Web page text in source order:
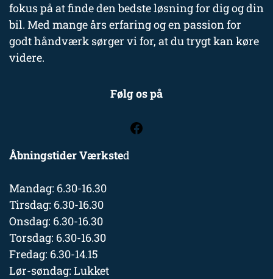
fokus på at finde den bedste løsning for dig og din
bil. Med mange års erfaring og en passion for
godt håndværk sørger vi for, at du trygt kan køre
videre.
Følg os på
Åbningstider Værksted
Mandag: 6.30-16.30
Tirsdag: 6.30-16.30
Onsdag: 6.30-16.30
Torsdag: 6.30-16.30
Fredag: 6.30-14.15
Lør-søndag: Lukket